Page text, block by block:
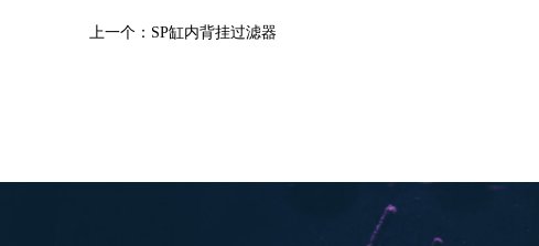
上一个：SP缸内背挂过滤器